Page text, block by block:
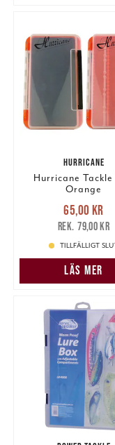
HURRICANE
Hurricane Tackle
Orange
Nuvarande pris
65,00 krTidigare
79,00 kr
65,00 kr
79,00 kr
TILLFÄLLIGT
LÄS MER